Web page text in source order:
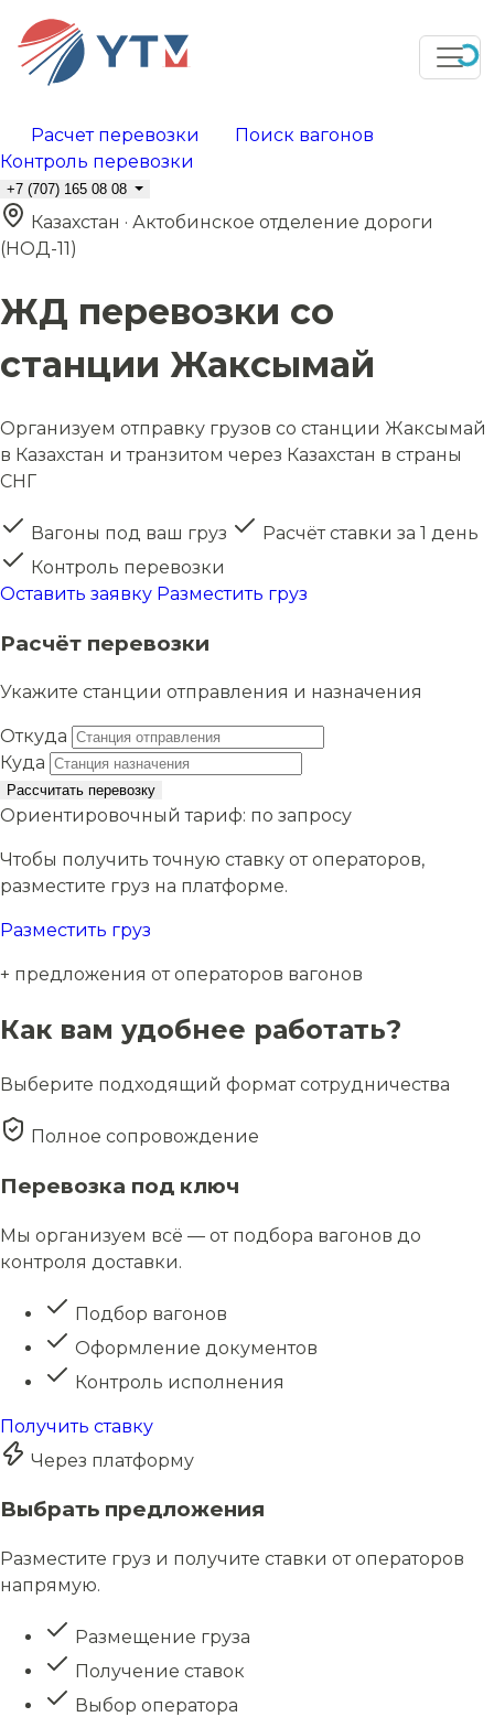
Расчет перевозки
Поиск вагонов
Контроль перевозки
+7 (707) 165 08 08
Казахстан · Актобинское отделение дороги
(НОД-11)
ЖД перевозки со
станции Жаксымай
Организуем отправку грузов со станции Жаксымай
в Казахстан и транзитом через Казахстан в страны
СНГ
Вагоны под ваш груз
Расчёт ставки за 1 день
Контроль перевозки
Оставить заявку Разместить груз
Расчёт перевозки
Укажите станции отправления и назначения
Откуда
Куда
Рассчитать перевозку
Ориентировочный тариф: по запросу
Чтобы получить точную ставку от операторов,
разместите груз на платформе.
Разместить груз
+ предложения от операторов вагонов
Как вам удобнее работать?
Выберите подходящий формат сотрудничества
Полное сопровождение
Перевозка под ключ
Мы организуем всё — от подбора вагонов до
контроля доставки.
Подбор вагонов
Оформление документов
Контроль исполнения
Получить ставку
Через платформу
Выбрать предложения
Разместите груз и получите ставки от операторов
напрямую.
Размещение груза
Получение ставок
Выбор оператора